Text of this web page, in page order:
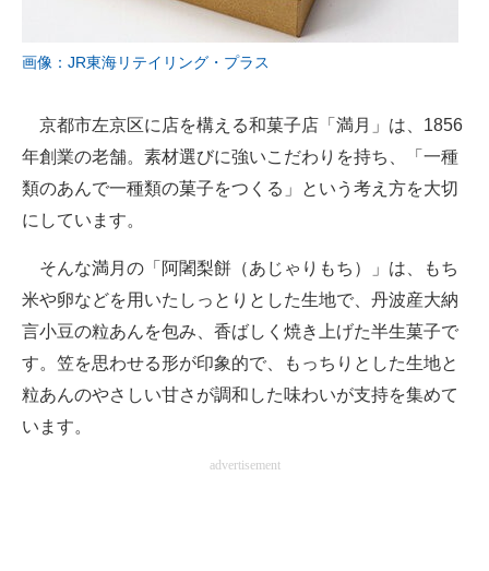
画像：JR東海リテイリング・プラス
京都市左京区に店を構える和菓子店「満月」は、1856
年創業の老舗。素材選びに強いこだわりを持ち、「一種
類のあんで一種類の菓子をつくる」という考え方を大切
にしています。
そんな満月の「阿闍梨餅（あじゃりもち）」は、もち
米や卵などを用いたしっとりとした生地で、丹波産大納
言小豆の粒あんを包み、香ばしく焼き上げた半生菓子で
す。笠を思わせる形が印象的で、もっちりとした生地と
粒あんのやさしい甘さが調和した味わいが支持を集めて
います。
advertisement